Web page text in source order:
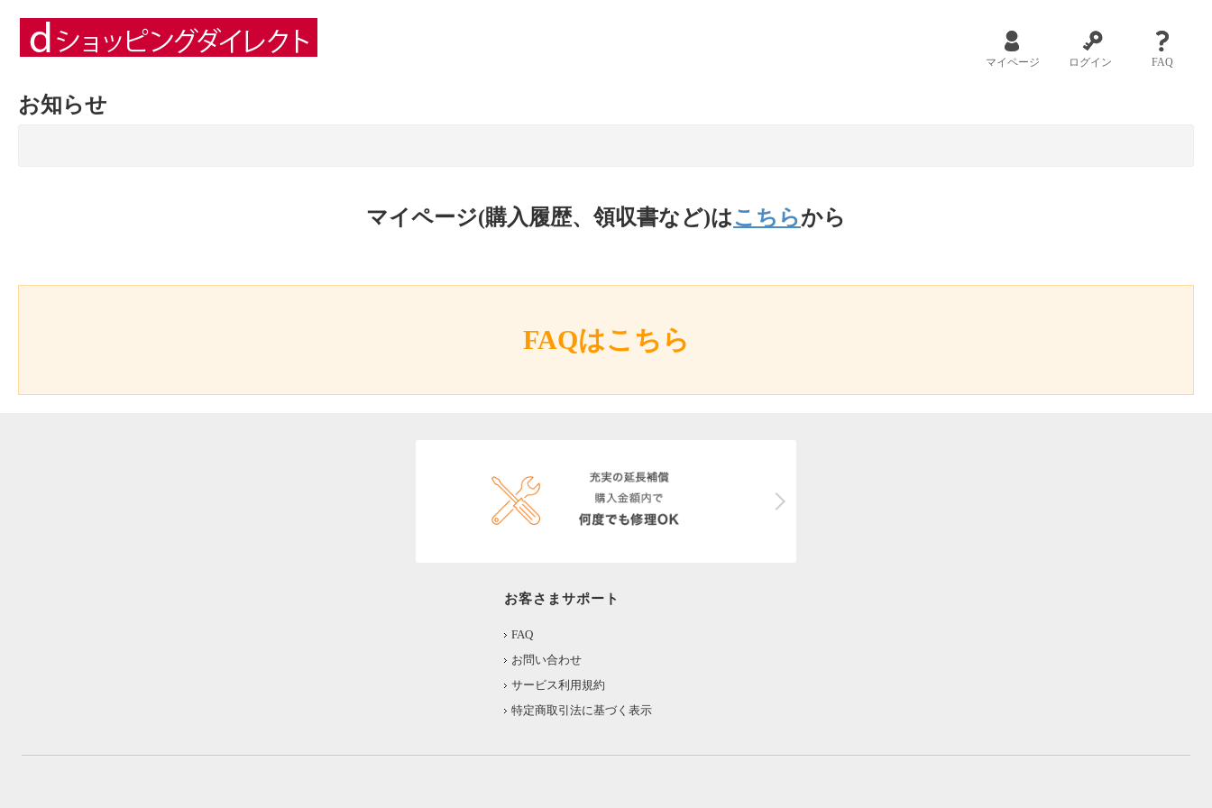
マイページ ログイン FAQ
お知らせ
マイページ(購入履歴、領収書など)はこちらから
FAQはこちら
お客さまサポート
FAQ
お問い合わせ
サービス利用規約
特定商取引法に基づく表示